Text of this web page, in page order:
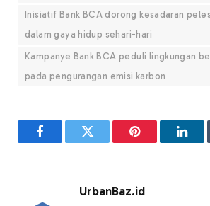
Inisiatif Bank BCA dorong kesadaran
dalam gaya hidup sehari-hari
Kampanye Bank BCA peduli lingkungan
pada pengurangan emisi karbon
FacebookTwitter Pinterest
UrbanBaz.id